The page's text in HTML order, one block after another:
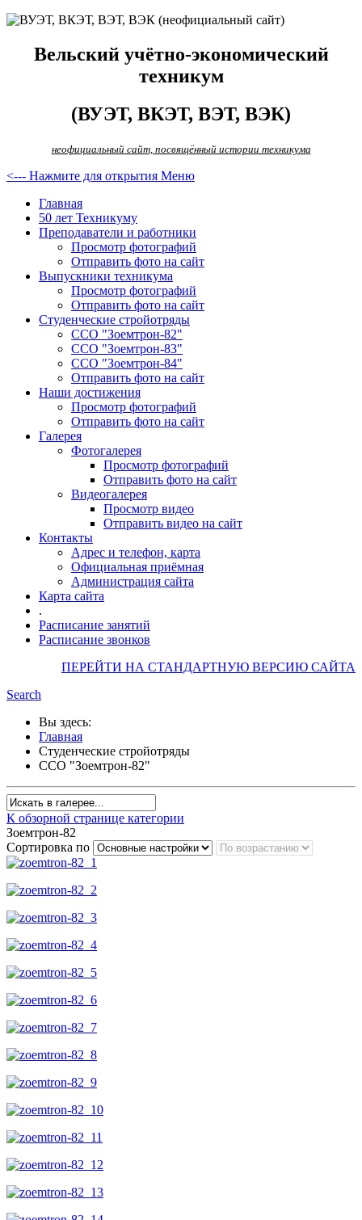
Вельский учётно-экономический
техникум
(ВУЭТ, ВКЭТ, ВЭТ, ВЭК)
неофициальный сайт, посвящённый истории техникума
<--- Нажмите для открытия Меню
Главная
50 лет Техникуму
Преподаватели и работники
Просмотр фотографий
Отправить фото на сайт
Выпускники техникума
Просмотр фотографий
Отправить фото на сайт
Студенческие стройотряды
ССО "Зоемтрон-82"
ССО "Зоемтрон-83"
ССО "Зоемтрон-84"
Отправить фото на сайт
Наши достижения
Просмотр фотографий
Отправить фото на сайт
Галерея
Фотогалерея
Просмотр фотографий
Отправить фото на сайт
Видеогалерея
Просмотр видео
Отправить видео на сайт
Контакты
Адрес и телефон, карта
Официальная приёмная
Администрация сайта
Карта сайта
.
Расписание занятий
Расписание звонков
ПЕРЕЙТИ НА СТАНДАРТНУЮ ВЕРСИЮ САЙТА
Search
Вы здесь:
Главная
Студенческие стройотряды
ССО "Зоемтрон-82"
К обзорной странице категории
Зоемтрон-82
Сортировка по